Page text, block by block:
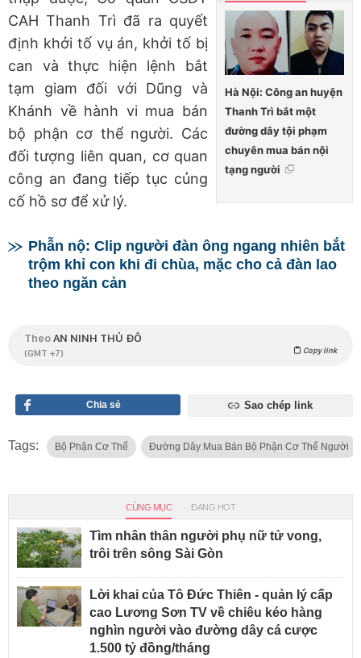
Hà Nội: Công an huyện
Thanh Trì bắt một
đường dây tội phạm
chuyên mua bán nội
tạng người
CAH Thanh Trì đã ra quyết
định khởi tố vụ án, khởi tố bị
can và thực hiện lệnh bắt
tạm giam đối với Dũng và
Khánh về hành vi mua bán
bộ phận cơ thể người. Các
đối tượng liên quan, cơ quan
công an đang tiếp tục củng
cố hồ sơ để xử lý.
Phẫn nộ: Clip người đàn ông ngang nhiên bắt
trộm khỉ con khi đi chùa, mặc cho cả đàn lao
theo ngăn cản
TheoAN NINH THỦ ĐÔ
(GMT +7) Copy link
Chia sẻ Sao chép link
Tags: Bộ Phận Cơ Thể Đường Dây Mua Bán Bộ Phận Cơ Thể Người
CÙNG MỤC ĐANG HOT
Tìm nhân thân người phụ nữ tử vong,
trôi trên sông Sài Gòn
Lời khai của Tô Đức Thiên - quản lý cấp
cao Lương Sơn TV về chiêu kéo hàng
nghìn người vào đường dây cá cược
1.500 tỷ đồng/tháng